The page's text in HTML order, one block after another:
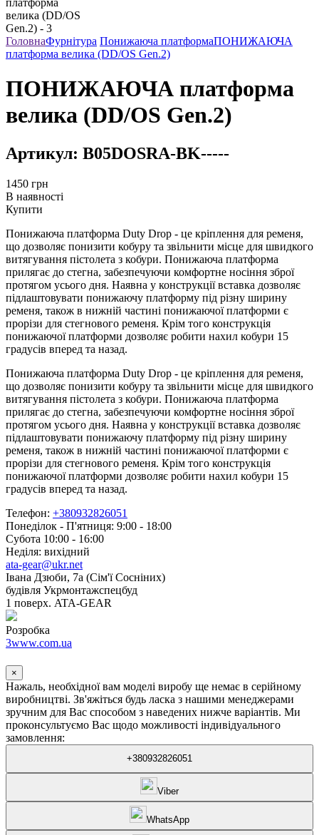
ГоловнаФурнітура Понижаюча платформаПОНИЖАЮЧА
платформа велика (DD/OS Gen.2)
ПОНИЖАЮЧА платформа
велика (DD/OS Gen.2)
Артикул: B05DOSRA-BK-----
1450 грн
В наявності
Купити
Понижаюча платформа Duty Drop - це кріплення для ременя,
що дозволяє понизити кобуру та звільнити місце для швидкого
витягування пістолета з кобури. Понижаюча платформа
прилягає до стегна, забезпечуючи комфортне носіння зброї
протягом усього дня. Наявна у конструкції вставка дозволяє
підлаштовувати понижаючу платформу під різну ширину
ременя, також в нижній частині понижаючої платформи є
прорізи для стегнового ременя. Крім того конструкція
понижаючої платформи дозволяє робити нахил кобури 15
градусів вперед та назад.
Понижаюча платформа Duty Drop - це кріплення для ременя,
що дозволяє понизити кобуру та звільнити місце для швидкого
витягування пістолета з кобури. Понижаюча платформа
прилягає до стегна, забезпечуючи комфортне носіння зброї
протягом усього дня. Наявна у конструкції вставка дозволяє
підлаштовувати понижаючу платформу під різну ширину
ременя, також в нижній частині понижаючої платформи є
прорізи для стегнового ременя. Крім того конструкція
понижаючої платформи дозволяє робити нахил кобури 15
градусів вперед та назад.
Телефон: +380932826051
Понеділок - П'ятниця: 9:00 - 18:00
Субота 10:00 - 16:00
Неділя: вихідний
ata-gear@ukr.net
Івана Дзюби, 7а (Сім'ї Сосніних)
будівля Укрмонтажспецбуд
1 поверх. ATA-GEAR
Розробка
3www.com.ua
×
Нажаль, необхідної вам моделі виробу ще немає в серійному
виробництві. Зв'яжіться будь ласка з нашими менеджерами
зручним для Вас способом з наведених нижче варіантів. Ми
проконсультуємо Вас щодо можливості індивідуального
замовлення:
+380932826051
Viber
WhatsApp